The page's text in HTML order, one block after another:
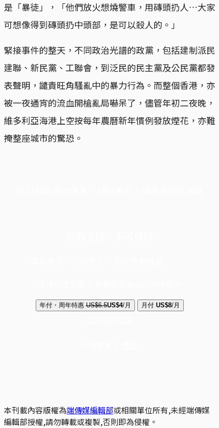
是「暴徒」，「他們放火想燒警車，用磚頭扔人…大家
可想像得到磚頭扔中頭部，是可以殺人的。」
緊接事件的整天，不同政治光譜的政黨，包括建制派民
建聯、新民黨、工聯會，到泛民的民主黨及公民黨都發
表聲明，譴責旺角騷亂中的暴力行為。而整個香港，亦
被一夜通宵的流血開槍亂局嚇呆了，儘管年初二夜晚，
維多利亞海港上空按每年農曆新年慣例發放煙花，亦難
掩整座城市的驚恐。
年付・周年特惠 US$6.5US$4/月 月付 US$8/月
本刊載內容版權為端傳媒編輯部或相關單位所有,未經端傳媒
編輯部授權,請勿轉載或複製,否則即為侵權。